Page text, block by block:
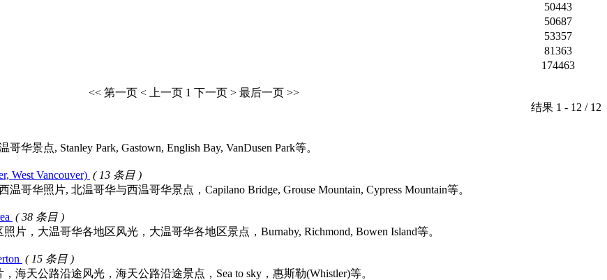
50443
50687
53357
81363
174463
<< 第一页 < 上一页 1 下一页 > 最后一页 >>
结果 1 - 12 / 12
华景点, Stanley Park, Gastown, English Bay, VanDusen Park等。
West Vancouver) ( 13 条目 )
哥华照片, 北温哥华与西温哥华景点，Capilano Bridge, Grouse Mountain, Cypress Mountain等。
( 38 条目 )
片，大温哥华各地区风光，大温哥华各地区景点，Burnaby, Richmond, Bowen Island等。
( 15 条目 )
海天公路沿途风光，海天公路沿途景点，Sea to sky，惠斯勒(Whistler)等。